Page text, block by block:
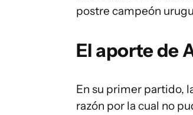
postre campeón
El aporte de
En su primer partido,
razón por la cual no